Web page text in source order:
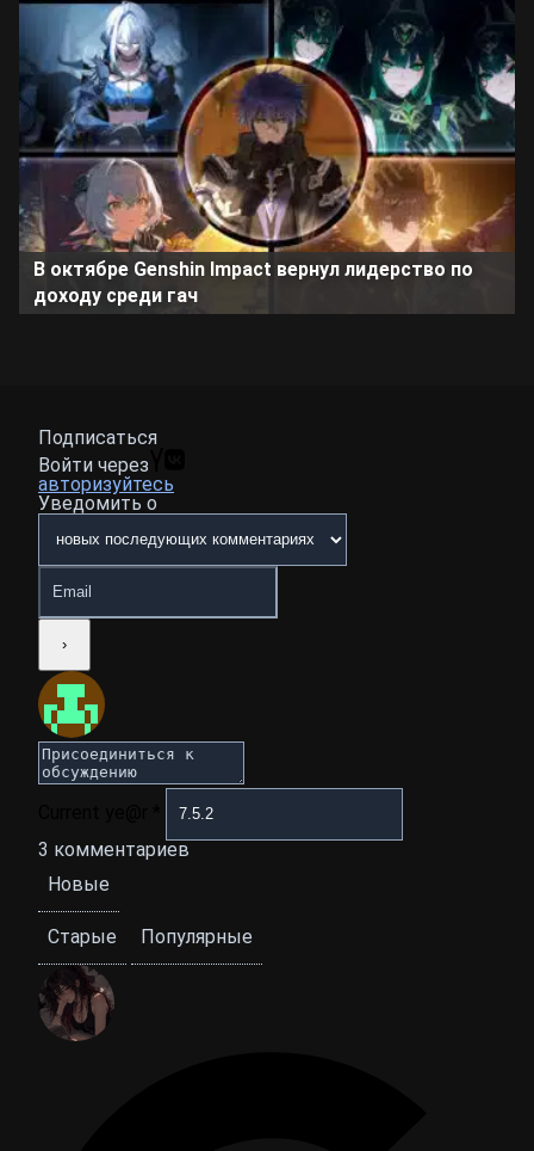
В октябре Genshin Impact вернул лидерство по
доходу среди гач
Подписаться
Войти через
авторизуйтесь
Уведомить о
3 комментариев
Новые
Старые Популярные